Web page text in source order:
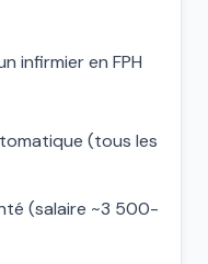
infirmier en FPH
(tous les
(salaire ~3 500-